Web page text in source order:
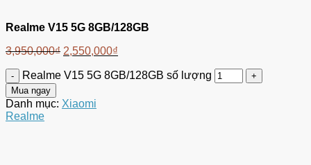
Realme V15 5G 8GB/128GB
3,950,000₫ 2,550,000₫
Realme V15 5G 8GB/128GB số lượng
Mua ngay
Danh mục: Xiaomi
Realme